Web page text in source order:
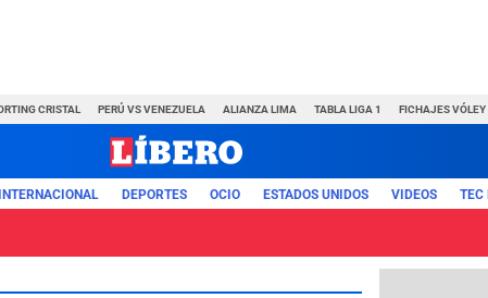
CRISTAL PERÚ VS VENEZUELA ALIANZA LIMA TABLA LIGA 1 FICHAJES VÓLEY
DEPORTES OCIO ESTADOS UNIDOS VIDEOS TEC